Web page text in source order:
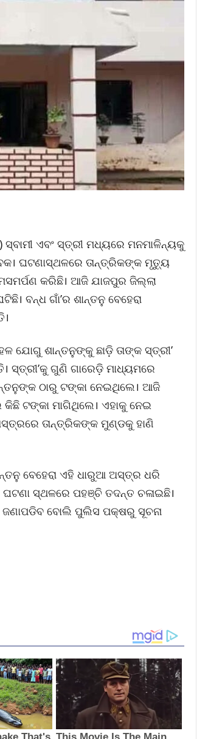
ଏବଂ ସ୍ତ୍ରୀ ମଧ୍ୟରେ ମନମାଳିନ୍ୟକୁ
ଘଟଣାସ୍ଥଳରେ ତାନ୍ତ୍ରିକଙ୍କ ମୃତ୍ୟୁ
କରିଛି। ଆଜି ଯାଜପୁର ଜିଲ୍ଲା
ବନ୍ଧ ଗାଁ’ର ଶାନ୍ତନୁ ବେହେରା
ଯୋଗୁ ଶାନ୍ତନୁଙ୍କୁ ଛାଡ଼ି ତାଙ୍କ ସ୍ତ୍ରୀ’
ସ୍ତ୍ରୀ’କୁ ଗୁଣି ଗାରେଡ଼ି ମାଧ୍ୟମରେ
ଠାରୁ ଟଙ୍କା ନେଇଥିଲେ। ଆଜି
ଟଙ୍କା ମାଗିଥିଲେ। ଏହାକୁ ନେଇ
ତାନ୍ତ୍ରିକଙ୍କ ମୁଣ୍ଡକୁ ହାଣି
ବେହେରା ଏହି ଧାରୁଆ ଅସ୍ତ୍ର ଧରି
ଘଟଣା ସ୍ଥଳରେ ପହଞ୍ଚି ତଦନ୍ତ ଚଳାଇଛି।
ବୋଲି ପୁଲିସ ପକ୍ଷରୁ ସୂଚନା